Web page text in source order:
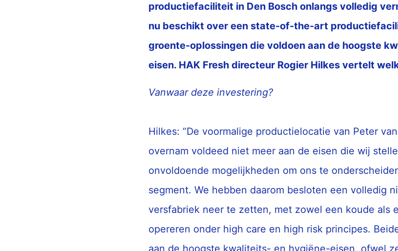
productiefaciliteit in Den Bosch onlangs volledig
nu beschikt over een state-of-the-art
groente-oplossingen die voldoen aan de hoogste
eisen. HAK Fresh directeur Rogier Hilkes vertelt
Vanwaar deze investering?
Hilkes: “De voormalige productielocatie van Peter
overnam voldeed niet meer aan de eisen die wij
onvoldoende mogelijkheden om ons te
segment. We hebben daarom besloten een volledig
versfabriek neer te zetten, met zowel een koude als
opereren onder high care en high risk principes.
aan de hoogste kwaliteits- en hygiëne-eisen, ofwel